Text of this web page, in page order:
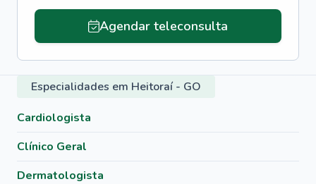
Agendar teleconsulta
Especialidades em Heitoraí - GO
Cardiologista
Clínico Geral
Dermatologista